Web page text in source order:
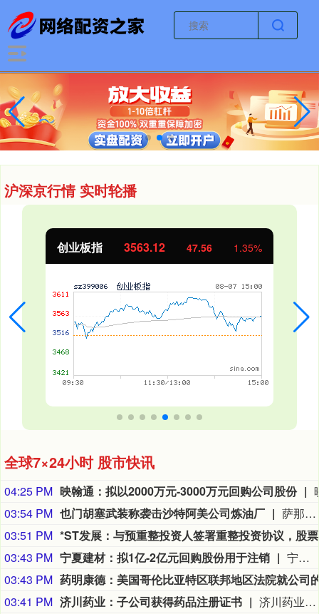
沪深京行情 实时轮播
创业板指 3563.12 47.56 1.35%
全球7×24小时 股市快讯
04:25 PM 映翰通：拟以2000万元-3000万元回购公司股份
03:54 PM 也门胡塞武装称袭击沙特阿美公司炼油厂
萨那消息：也门胡塞武装9日称，该组织使用无人机对位于沙特阿拉伯吉赞的沙特阿美公司炼油厂发动了“精准打击”。 胡塞武装发言人叶海亚·萨雷亚在声明中说，此次打击是为了回应不久前沙特无人机侵犯也门领空的行为。 沙特阿拉伯能源部9日早些时候在社交媒体上说，位于吉赞的沙特阿美公司炼油厂的一处设施当天凌晨发生火灾。该公司工业安全消防队已将火灾扑灭，事故未造成人员伤亡。(新华社)
03:51 PM
03:43 PM 宁夏建材：拟1亿-2亿元回购股份用于注销
宁夏建材公告称，公司拟以集中竞价交易方式回购股份，资金总额不低于1亿元且不超过2亿元，回购价格不超过19.47元/股，回购期限为自股东会审议通过回购方案之日起3个月内。回购股份将用于注销，预计回购数量为513.61万-1027.22万股，占总股本的1.07%-2.15%。本次回购尚需股东会审议，存在未通过、无法实施等风险。
03:43 PM
03:41 PM 济川药业：子公司获得药品注册证书
济川药业(600566)8月9日公告，全资子公司济川药业集团有限公司收到国家药品监督管理局核准签发的小儿通便颗粒《药品注册证书》和美沙拉秦缓释颗粒《药品注册证书》。